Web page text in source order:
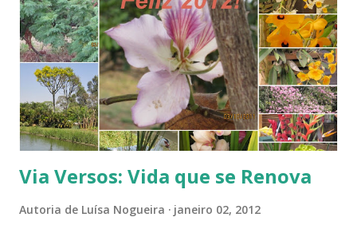
Via Versos: Vida que se Renova
Autoria de Luísa Nogueira janeiro 02, 2012